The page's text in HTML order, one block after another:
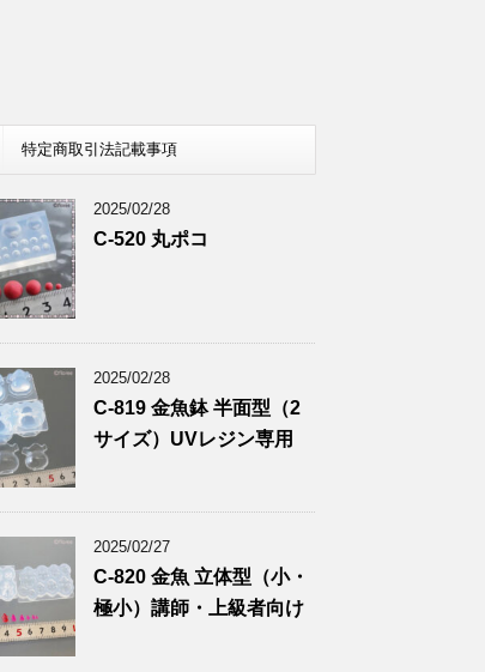
特定商取引法記載事項
2025/02/28
C-520 丸ポコ
2025/02/28
C-819 金魚鉢 半面型（2
サイズ）UVレジン専用
2025/02/27
C-820 金魚 立体型（小・
極小）講師・上級者向け